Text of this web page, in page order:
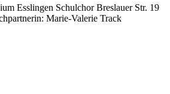
Esslingen Schulchor Breslauer Str. 19
Marie-Valerie Track